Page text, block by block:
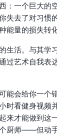
：一个巨大的
失去了对习惯
能量的损失转
生活。与其学
过艺术自我表
能会给你一个
时看健身视频
来才能做到这
厨师——但动